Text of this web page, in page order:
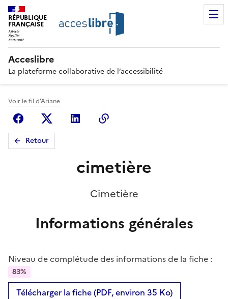
RÉPUBLIQUE
FRANÇAISE
Acceslibre
La plateforme collaborative de l’accessibilité
Voir le fil d'Ariane
FacebookX (anciennement Twitter)
Linkedin
Retour
cimetière
Cimetière
Informations générales
Niveau de complétude des informations de la fiche :
83%
Télécharger la fiche (PDF, environ 35 Ko)